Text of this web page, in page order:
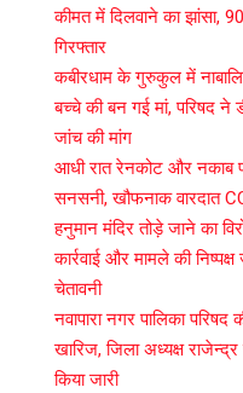
कीमत में दिलवाने का झांसा,
गिरफ्तार
कबीरधाम के गुरुकुल में
बच्चे की बन गई मां, परिषद
जांच की मांग
आधी रात रेनकोट और नकाब
सनसनी, खौफनाक वारदात
हनुमान मंदिर तोड़े जाने का
कार्रवाई और मामले की
चेतावनी
नवापारा नगर पालिका परिषद
खारिज, जिला अध्यक्ष
किया जारी